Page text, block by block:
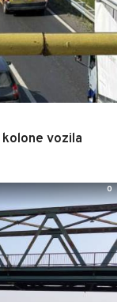
vozila
0